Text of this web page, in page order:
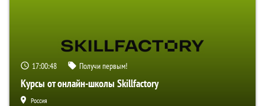
17:00:48 Получи первым!
Курсы от онлайн-школы Skillfactory
Россия